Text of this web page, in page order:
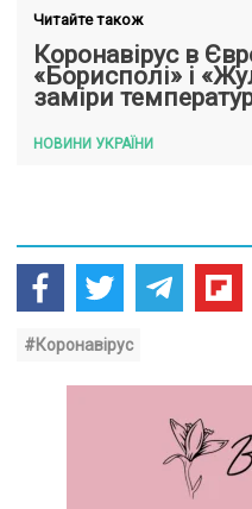
Читайте також
Коронавірус в
«Борисполі» і
заміри
НОВИНИ УКРАЇНИ
#Коронавірус